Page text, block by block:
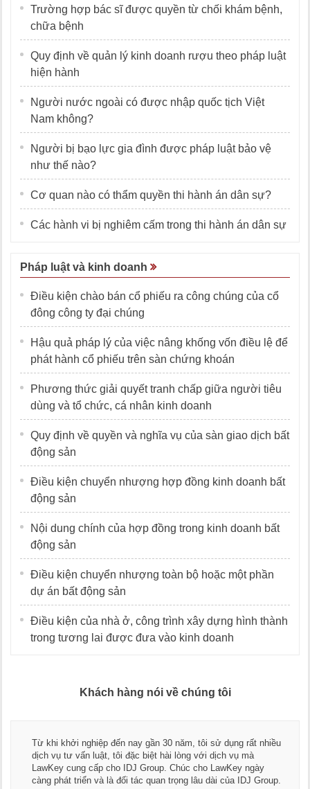
Trường hợp bác sĩ được quyền từ chối khám bệnh,
chữa bệnh
Quy định về quản lý kinh doanh rượu theo pháp luật
hiện hành
Người nước ngoài có được nhập quốc tịch Việt
Nam không?
Người bị bạo lực gia đình được pháp luật bảo vệ
như thế nào?
Cơ quan nào có thẩm quyền thi hành án dân sự?
Các hành vi bị nghiêm cấm trong thi hành án dân sự
Pháp luật và kinh doanh
Điều kiện chào bán cổ phiếu ra công chúng của cổ
đông công ty đại chúng
Hậu quả pháp lý của việc nâng khống vốn điều lệ để
phát hành cổ phiếu trên sàn chứng khoán
Phương thức giải quyết tranh chấp giữa người tiêu
dùng và tổ chức, cá nhân kinh doanh
Quy định về quyền và nghĩa vụ của sàn giao dịch bất
động sản
Điều kiện chuyển nhượng hợp đồng kinh doanh bất
động sản
Nội dung chính của hợp đồng trong kinh doanh bất
động sản
Điều kiện chuyển nhượng toàn bộ hoặc một phần
dự án bất động sản
Điều kiện của nhà ở, công trình xây dựng hình thành
trong tương lai được đưa vào kinh doanh
Khách hàng nói về chúng tôi
Từ khi khởi nghiệp đến nay gần 30 năm, tôi sử dụng rất nhiều
dịch vụ tư vấn luật, tôi đặc biệt hài lòng với dịch vụ mà
LawKey cung cấp cho IDJ Group. Chúc cho LawKey ngày
càng phát triển và là đối tác quan trọng lâu dài của IDJ Group.